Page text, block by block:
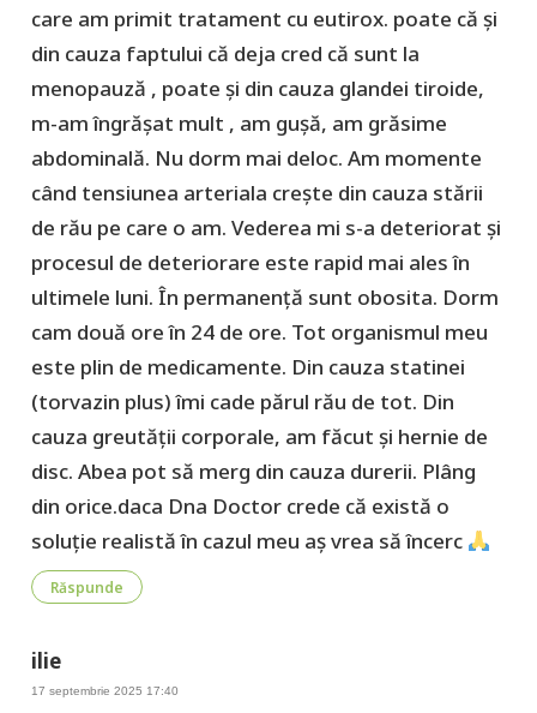
care am primit tratament cu eutirox. poate că și
din cauza faptului că deja cred că sunt la
menopauză , poate și din cauza glandei tiroide,
m-am îngrășat mult , am gușă, am grăsime
abdominală. Nu dorm mai deloc. Am momente
când tensiunea arteriala crește din cauza stării
de rău pe care o am. Vederea mi s-a deteriorat și
procesul de deteriorare este rapid mai ales în
ultimele luni. În permanență sunt obosita. Dorm
cam două ore în 24 de ore. Tot organismul meu
este plin de medicamente. Din cauza statinei
(torvazin plus) îmi cade părul rău de tot. Din
cauza greutății corporale, am făcut și hernie de
disc. Abea pot să merg din cauza durerii. Plâng
din orice.daca Dna Doctor crede că există o
soluție realistă în cazul meu aș vrea să încerc
Răspunde
ilie
17 septembrie 2025 17:40